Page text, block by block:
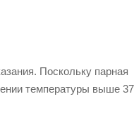
Поскольку парная
температуры выше